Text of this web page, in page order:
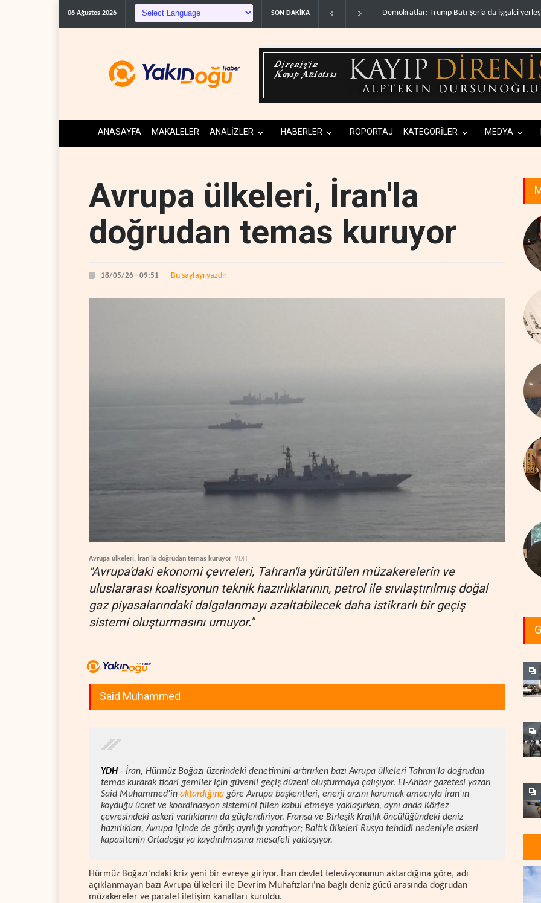
06 Ağustos 2026 SON DAKİKA İsrail, beyin göçünde rekora koşuyor..
ANASAYFA MAKALELER ANALİZLER HABERLER RÖPORTAJ KATEGORİLER MEDYA
Avrupa ülkeleri, İran'la
doğrudan temas kuruyor
18/05/26 - 09:51 Bu sayfayı yazdır
Avrupa ülkeleri, İran'la doğrudan temas kuruyor YDH
"Avrupa'daki ekonomi çevreleri, Tahran'la yürütülen müzakerelerin ve
uluslararası koalisyonun teknik hazırlıklarının, petrol ile sıvılaştırılmış doğal
gaz piyasalarındaki dalgalanmayı azaltabilecek daha istikrarlı bir geçiş
sistemi oluşturmasını umuyor."
Said Muhammed
YDH - İran, Hürmüz Boğazı üzerindeki denetimini artırırken bazı Avrupa ülkeleri Tahran'la doğrudan
temas kurarak ticari gemiler için güvenli geçiş düzeni oluşturmaya çalışıyor. El-Ahbar gazetesi yazarı
Said Muhammed'in aktardığına göre Avrupa başkentleri, enerji arzını korumak amacıyla İran'ın
koyduğu ücret ve koordinasyon sistemini fiilen kabul etmeye yaklaşırken, aynı anda Körfez
çevresindeki askeri varlıklarını da güçlendiriyor. Fransa ve Birleşik Krallık öncülüğündeki deniz
hazırlıkları, Avrupa içinde de görüş ayrılığı yaratıyor; Baltık ülkeleri Rusya tehdidi nedeniyle askeri
kapasitenin Ortadoğu'ya kaydırılmasına mesafeli yaklaşıyor.
Hürmüz Boğazı'ndaki kriz yeni bir evreye giriyor. İran devlet televizyonunun aktardığına göre, adı
açıklanmayan bazı Avrupa ülkeleri ile Devrim Muhafızları'na bağlı deniz gücü arasında doğrudan
müzakereler ve paralel iletişim kanalları kuruldu.